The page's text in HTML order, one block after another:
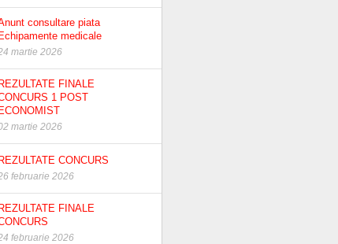
consultare piata
Echipamente medicale
martie 2026
REZULTATE FINALE
1 POST
ECONOMIST
martie 2026
REZULTATE CONCURS
februarie 2026
REZULTATE FINALE
februarie 2026